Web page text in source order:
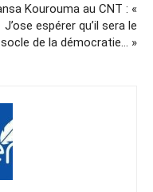
Kourouma au CNT : «
J’ose espérer qu’il sera le
socle de la démocratie… »